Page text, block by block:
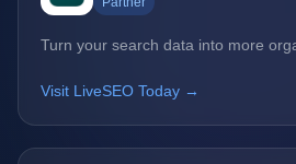
Turn your search data into more
Visit LiveSEO Today →